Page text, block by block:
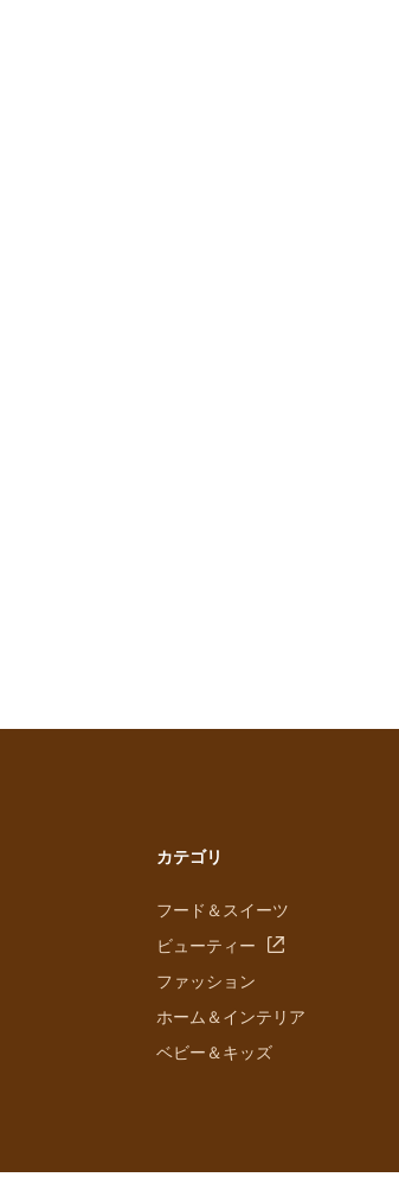
カテゴリ
フード＆スイーツ
ビューティー
ファッション
ホーム＆インテリア
ベビー＆キッズ